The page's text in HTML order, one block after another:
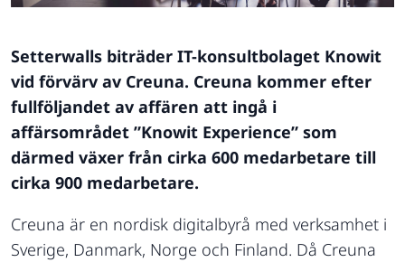
Setterwalls biträder IT-konsultbolaget Knowit
vid förvärv av Creuna. Creuna kommer efter
fullföljandet av affären att ingå i
affärsområdet ”Knowit Experience” som
därmed växer från cirka 600 medarbetare till
cirka 900 medarbetare.
Creuna är en nordisk digitalbyrå med verksamhet i
Sverige, Danmark, Norge och Finland. Då Creuna